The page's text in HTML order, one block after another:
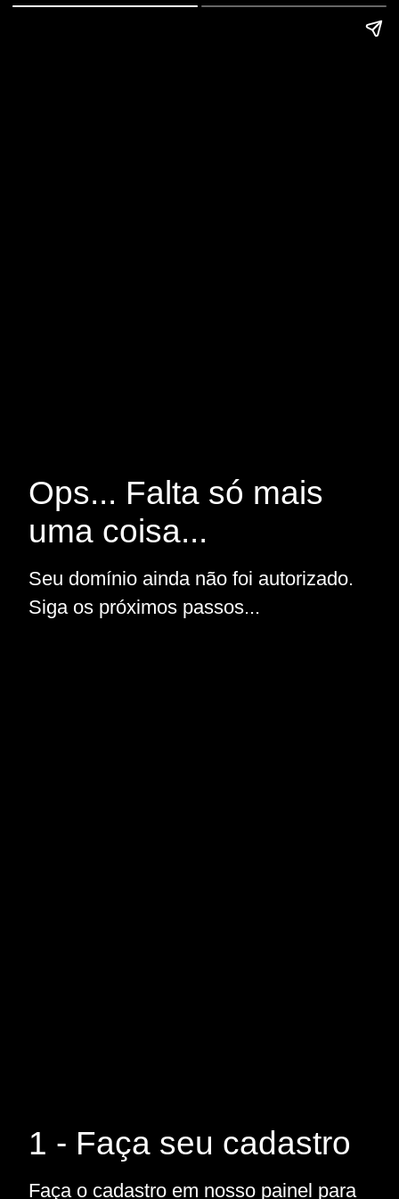
Ops... Falta só mais
uma coisa...
Seu domínio ainda não foi autorizado.
Siga os próximos passos...
1 - Faça seu cadastro
Faça o cadastro em nosso painel para